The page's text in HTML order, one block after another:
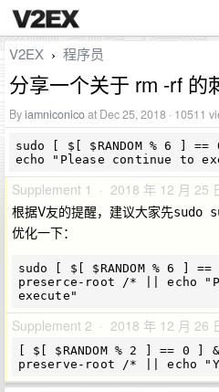
V2EX › 程序员
分享一个关于 rm -rf 的
Byiamniconicoat Dec 25, 2018 · 10511
sudo [ $[ $RANDOM % 6 ]
Supplement 1 · 2018 年 12 月 25
根据V友的提醒，建议大家先sudo
优化一下：
sudo [ $[ $RANDOM % 6 ]
preserce-root /* || echo
Supplement 2 · 2018 年 12 月 26
[ $[ $RANDOM % 2 ] == 0 ]